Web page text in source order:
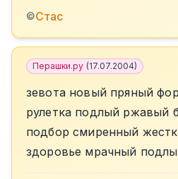
©Стас
Перашки.ру (17.07.2004)
зевота новый пряный
рулетка подлый ржавый
подбор смиренный
здоровье мрачный